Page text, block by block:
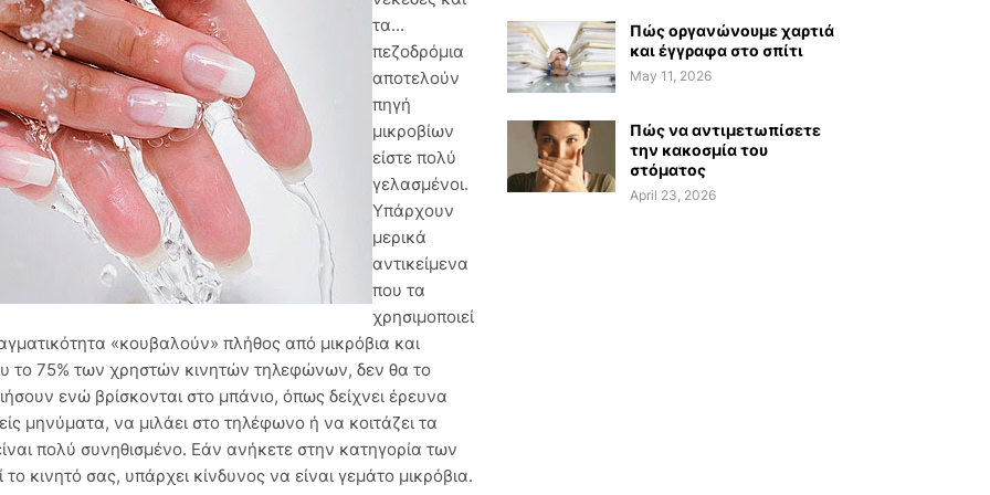
τα...
πεζοδρόμια
αποτελούν
πηγή
μικροβίων
είστε πολύ
γελασμένοι.
Υπάρχουν
μερικά
αντικείμενα
που τα
χρησιμοποιεί
«κουβαλούν» πλήθος από μικρόβια και
το 75% των χρηστών κινητών τηλεφώνων, δεν θα το
ενώ βρίσκονται στο μπάνιο, όπως δείχνει έρευνα
μηνύματα, να μιλάει στο τηλέφωνο ή να κοιτάζει τα
πολύ συνηθισμένο. Εάν ανήκετε στην κατηγορία των
κινητό σας, υπάρχει κίνδυνος να είναι γεμάτο μικρόβια.
Πώς οργανώνουμε χαρτιά
και έγγραφα στο σπίτι
May 11, 2026
Πώς να αντιμετωπίσετε
την κακοσμία του
στόματος
April 23, 2026